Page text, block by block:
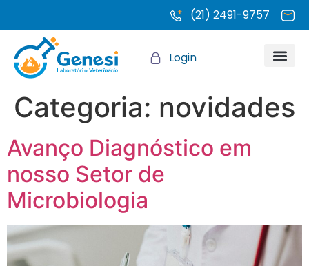
(21) 2491-9757
Login
Categoria: novidades
Avanço Diagnóstico em
nosso Setor de
Microbiologia